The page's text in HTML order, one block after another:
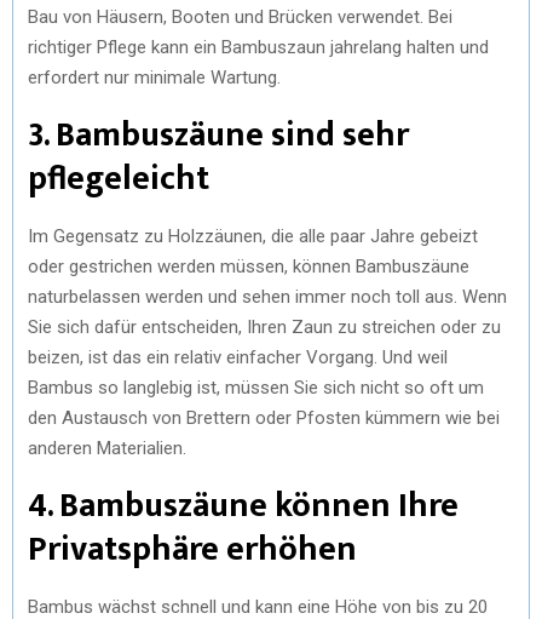
Bau von Häusern, Booten und Brücken verwendet. Bei
richtiger Pflege kann ein Bambuszaun jahrelang halten und
erfordert nur minimale Wartung.
3. Bambuszäune sind sehr
pflegeleicht
Im Gegensatz zu Holzzäunen, die alle paar Jahre gebeizt
oder gestrichen werden müssen, können Bambuszäune
naturbelassen werden und sehen immer noch toll aus. Wenn
Sie sich dafür entscheiden, Ihren Zaun zu streichen oder zu
beizen, ist das ein relativ einfacher Vorgang. Und weil
Bambus so langlebig ist, müssen Sie sich nicht so oft um
den Austausch von Brettern oder Pfosten kümmern wie bei
anderen Materialien.
4. Bambuszäune können Ihre
Privatsphäre erhöhen
Bambus wächst schnell und kann eine Höhe von bis zu 20